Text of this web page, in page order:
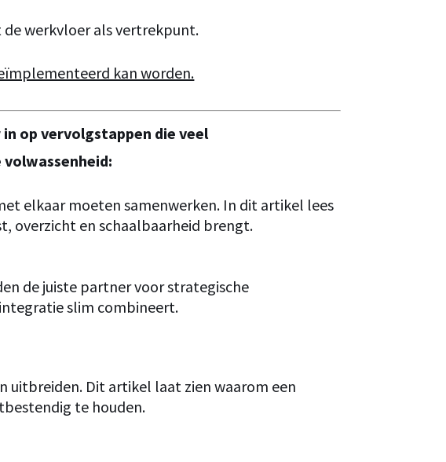
werkvloer als vertrekpunt.
kan worden.
op vervolgstappen die veel
elkaar moeten samenwerken. In dit artikel lees
overzicht en schaalbaarheid brengt.
de juiste partner voor strategische
slim combineert.
uitbreiden. Dit artikel laat zien waarom een
te houden.